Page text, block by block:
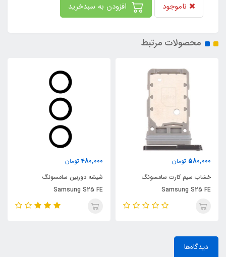
ناموجود
محصولات مرتبط
580,000 تومان
خشاب سیم کارت سامسونگ
Samsung S25 FE
480,000 تومان
شیشه دوربین سامسونگ
Samsung S25 FE
دیدگاه‌ها